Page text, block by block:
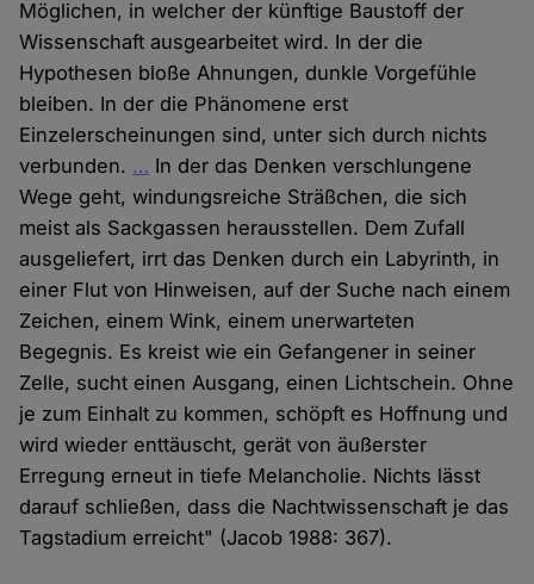
Möglichen, in welcher der künftige Baustoff der
Wissenschaft ausgearbeitet wird. In der die
Hypothesen bloße Ahnungen, dunkle Vorgefühle
bleiben. In der die Phänomene erst
Einzelerscheinungen sind, unter sich durch nichts
verbunden. … In der das Denken verschlungene
Wege geht, windungsreiche Sträßchen, die sich
meist als Sackgassen herausstellen. Dem Zufall
ausgeliefert, irrt das Denken durch ein Labyrinth, in
einer Flut von Hinweisen, auf der Suche nach einem
Zeichen, einem Wink, einem unerwarteten
Begegnis. Es kreist wie ein Gefangener in seiner
Zelle, sucht einen Ausgang, einen Lichtschein. Ohne
je zum Einhalt zu kommen, schöpft es Hoffnung und
wird wieder enttäuscht, gerät von äußerster
Erregung erneut in tiefe Melancholie. Nichts lässt
darauf schließen, dass die Nachtwissenschaft je das
Tagstadium erreicht" (Jacob 1988: 367).